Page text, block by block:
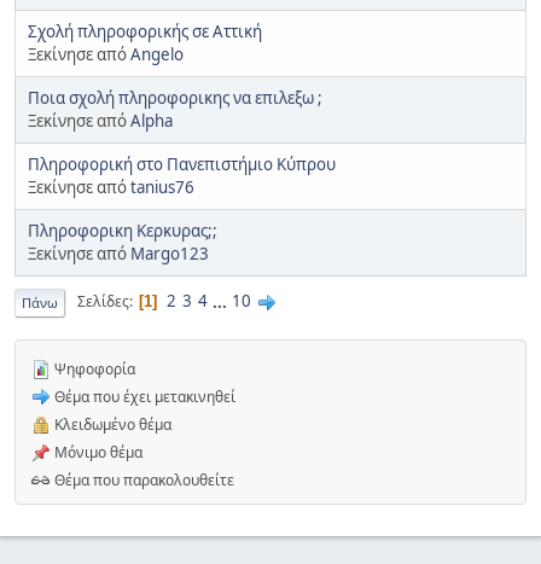
Σχολή πληροφορικής σε Αττική
Ξεκίνησε απόAngelo
Ποια σχολή πληροφορικης να επιλεξω ;
Ξεκίνησε απόAlpha
Πληροφορική στο Πανεπιστήμιο Κύπρου
Ξεκίνησε απόtanius76
Πληροφορικη Κερκυρας;;
Ξεκίνησε από Margo123
Πάνω Σελίδες 1 2 3 4 ... 10
Ψηφοφορία
Θέμα που έχει μετακινηθεί
Κλειδωμένο θέμα
Μόνιμο θέμα
Θέμα που παρακολουθείτε